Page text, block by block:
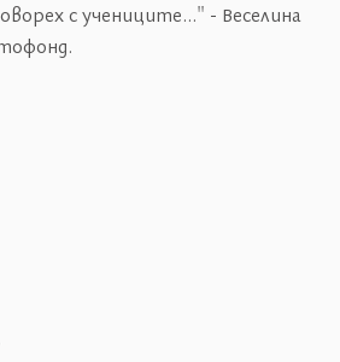
с учениците..." - Веселина